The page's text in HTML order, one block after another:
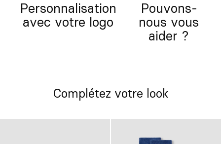
Personnalisation
avec votre logo
Pouvons-
nous vous
aider ?
Complétez votre look